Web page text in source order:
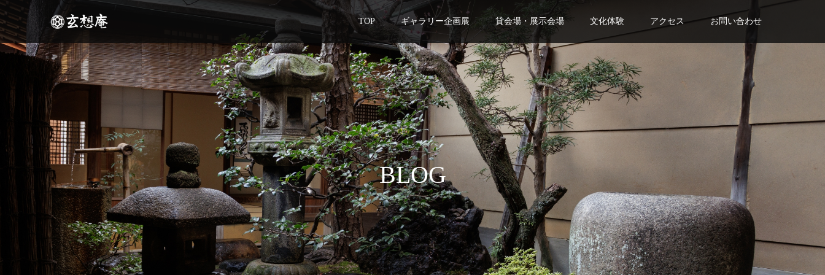
TOP ギャラリー企画展 貸会場・展示会場 文化体験 アクセス お問い合わせ
BLOG